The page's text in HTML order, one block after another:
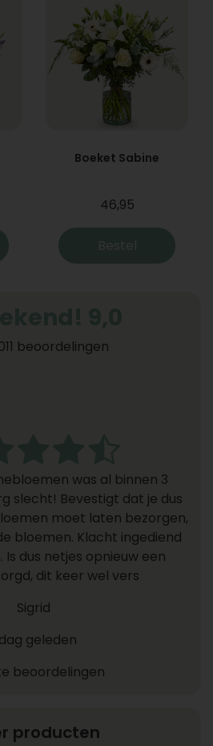
Boeket Sabine
46,95
Bestel
beoordelingen
was al binnen 3
slecht! Bevestigt dat je dus
moet laten bezorgen,
bloemen. Klacht ingediend
Is dus netjes opnieuw een
dit keer wel vers
Sigrid
geleden
beoordelingen
producten